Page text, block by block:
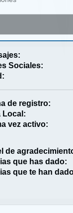
Sociales:
de registro:
Local:
vez activo:
de
que has dado:
que te han